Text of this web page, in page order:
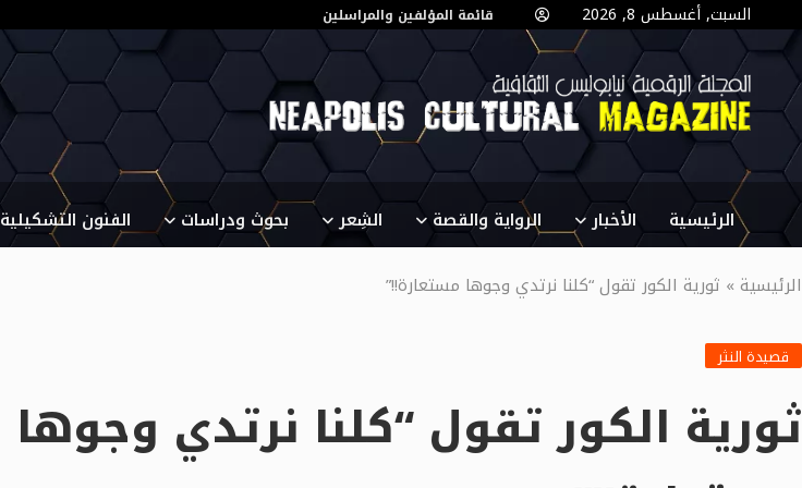
السبت, أغسطس 8, 2026 قائمة المؤلفين والمراسلين
الرئيسية الأخبار الرواية والقصة الشِعر بحوث ودراسات الفنون التشكيلية
الرئيسية» ثورية الكور تقول “كلنا نرتدي وجوها مستعارة!!”
قصيدة النثر
ثورية الكور تقول “كلنا نرتدي وجوها